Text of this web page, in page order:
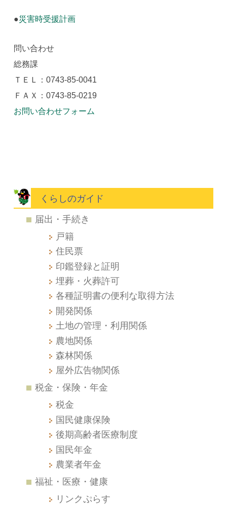
●災害時受援計画
問い合わせ
総務課
ＴＥＬ：0743-85-0041
ＦＡＸ：0743-85-0219
お問い合わせフォーム
くらしのガイド
届出・手続き
戸籍
住民票
印鑑登録と証明
埋葬・火葬許可
各種証明書の便利な取得方法
開発関係
土地の管理・利用関係
農地関係
森林関係
屋外広告物関係
税金・保険・年金
税金
国民健康保険
後期高齢者医療制度
国民年金
農業者年金
福祉・医療・健康
リンクぷらす